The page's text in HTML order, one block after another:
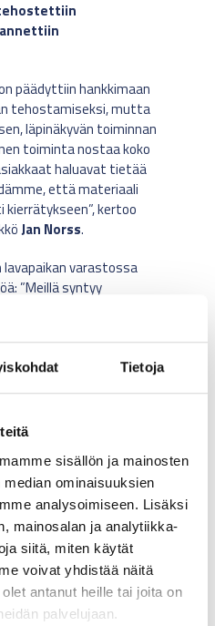
Tietoja
sisällön ja mainosten
ominaisuuksien
analysoimiseen. Lisäksi
mainosalan ja analytiikka-
siitä, miten käytät
voivat yhdistää näitä
antanut heille tai joita on
palvelujaan.
päädyttiin hankkimaan
tehostamiseksi, mutta
läpinäkyvän toiminnan
toiminta nostaa koko
haluavat tietää
että materiaali
kertoo
Jan Norss.
lavapaikan varastossa
”Meillä syntyy
4000 kiloa. Lisäksi
vuodessa”,
meillä oli ulkona
joilla jäte vietiin ulos
teetti ylimääräistä
volyymeilla tarve on
on yksi HSM
meillä vain muovin
sidontaan
meillä on
1160 -paalainta,
Norss kertoo.